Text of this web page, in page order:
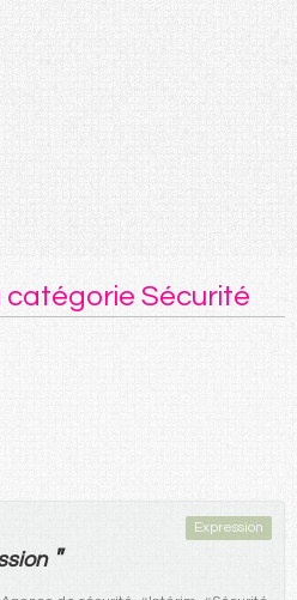
catégorie Sécurité
Expression
"